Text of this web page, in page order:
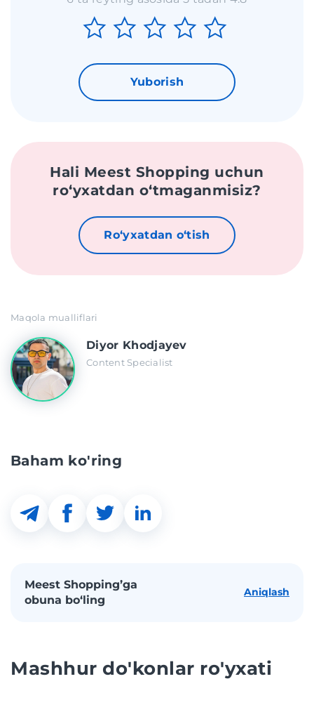
Yuborish
Hali Meest Shopping uchun
roʻyxatdan oʻtmaganmisiz?
Roʻyxatdan oʻtish
Maqola mualliflari
Diyor Khodjayev
Content Specialist
Baham ko'ring
Meest Shopping’ga
obuna bo‘ling
Aniqlash
Mashhur do'konlar ro'yxati